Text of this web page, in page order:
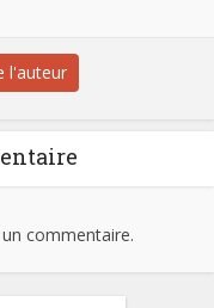
l'auteur
commentaire.